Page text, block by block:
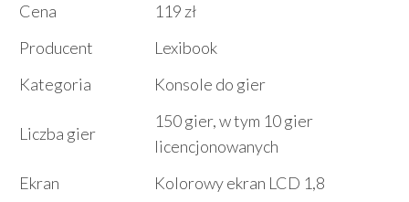
Cena
119 zł
Producent
Lexibook
Kategoria
Konsole do gier
Liczba gier
150 gier, w tym 10 gier
licencjonowanych
Ekran
Kolorowy ekran LCD 1,8